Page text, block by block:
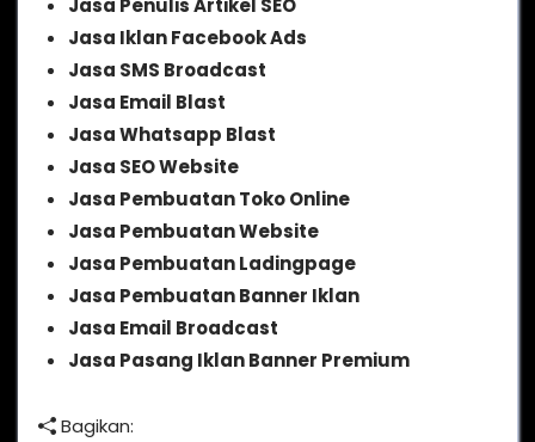
Jasa Penulis Artikel SEO
Jasa Iklan Facebook Ads
Jasa SMS Broadcast
Jasa Email Blast
Jasa Whatsapp Blast
Jasa SEO Website
Jasa Pembuatan Toko Online
Jasa Pembuatan Website
Jasa Pembuatan Ladingpage
Jasa Pembuatan Banner Iklan
Jasa Email Broadcast
Jasa Pasang Iklan Banner Premium
Bagikan: